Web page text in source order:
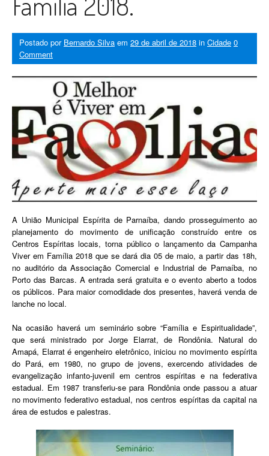
Postado por Bernardo Silva em 29 de abril de 2018 in Cidade 0
Comment
A União Municipal Espírita de Parnaíba, dando prosseguimento ao
planejamento do movimento de unificação construído entre os
Centros Espíritas locais, torna público o lançamento da Campanha
Viver em Família 2018 que se dará dia 05 de maio, a partir das 18h,
no auditório da Associação Comercial e Industrial de Parnaíba, no
Porto das Barcas. A entrada será gratuita e o evento aberto a todos
os públicos. Para maior comodidade dos presentes, haverá venda de
lanche no local.
Na ocasião haverá um seminário sobre “Família e Espiritualidade”,
que será ministrado por Jorge Elarrat, de Rondônia. Natural do
Amapá, Elarrat é engenheiro eletrônico, iniciou no movimento espírita
do Pará, em 1980, no grupo de jovens, exercendo atividades de
evangelização infanto-juvenil em centros espíritas e na federativa
estadual. Em 1987 transferiu-se para Rondônia onde passou a atuar
no movimento federativo estadual, nos centros espíritas da capital na
área de estudos e palestras.